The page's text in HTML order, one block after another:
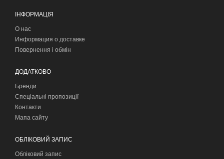
ІНФОРМАЦІЯ
О нас
Информация о доставке
Повернення і обмін
ДОДАТКОВО
Бренди
Спеціальні пропозиції
Контакти
Мапа сайту
ОБЛІКОВИЙ ЗАПИС
Обліковий запис